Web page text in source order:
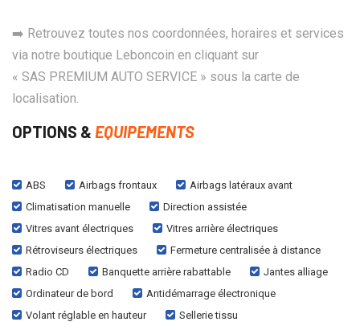
➡️ Retrouvez toutes nos coordonnées, horaires et services
via notre boutique Leboncoin en cliquant sur
« SAS PREMIUM AUTO SERVICE » sous la carte de
localisation.
OPTIONS & EQUIPEMENTS
ABS Airbags frontaux
Airbags latéraux avant
Climatisation manuelle
Direction assistée
Vitres avant électriques
Vitres arrière électriques
Rétroviseurs électriques
Fermeture centralisée à distance
Radio CD
Banquette arrière rabattable
Jantes alliage
Ordinateur de bord
Antidémarrage électronique
Volant réglable en hauteur
Sellerie tissu